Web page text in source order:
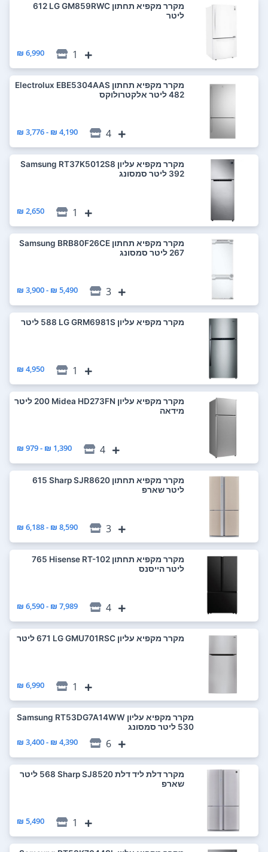
מקרר ‏מקפיא תחתון LG GM859RWC ‏612
‏ליטר
1
6,990 ₪
מקרר ‏מקפיא תחתון Electrolux EBE5304AAS
4
4,190 ₪ - 3,776 ₪
מקרר ‏מקפיא עליון Samsung RT37K5012S8
1
2,650 ₪
מקרר ‏מקפיא תחתון Samsung BRB80F26CE
3
5,490 ₪ - 3,900 ₪
מקרר ‏מקפיא עליון LG GRM6981S ‏588 ‏ליטר
1
4,950 ₪
מקרר ‏מקפיא עליון Midea HD273FN ‏200 ‏ליטר
מידאה
4
1,390 ₪ - 979 ₪
מקרר ‏מקפיא תחתון Sharp SJR8620 ‏615
‏ליטר שארפ
3
8,590 ₪ - 6,188 ₪
מקרר ‏מקפיא תחתון Hisense RT-102 ‏765
‏ליטר הייסנס
4
7,989 ₪ - 6,590 ₪
מקרר ‏מקפיא עליון LG GMU701RSC ‏671 ‏ליטר
1
6,990 ₪
מקרר ‏מקפיא עליון Samsung RT53DG7A14WW
6
4,390 ₪ - 3,400 ₪
מקרר ‏דלת ליד דלת Sharp SJ8520 ‏568 ‏ליטר
שארפ
1
5,490 ₪